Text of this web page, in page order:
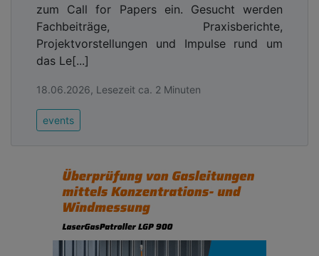
zum Call for Papers ein. Gesucht werden
Fachbeiträge, Praxisberichte,
Projektvorstellungen und Impulse rund um
das Le[...]
18.06.2026, Lesezeit ca. 2 Minuten
events